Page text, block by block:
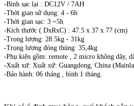
-Bình sạc lại : DC12V / 7AH
-Thời gian sử dụng: 4 - 6h
-Thời gian sạc: 3 ~5h
-Kích thước ( DxRxC) : 47.5 x 37 x 77 (cm)
-Trọng lượng: 28.5kg - 31kg
-Trọng lượng đóng thùng: 35,4kg
-Phụ kiện gồm: remote , 2 micro không dây,
-Xuất xứ: Xuất xứ: Guangdong, China
-Bảo hành: 06 tháng , bình 1 tháng.